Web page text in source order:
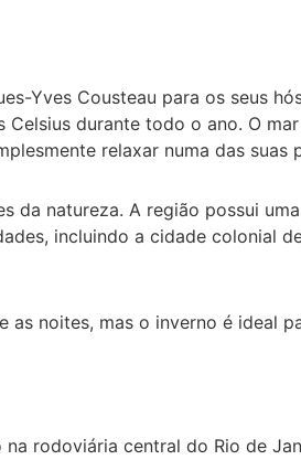
Yves Cousteau para os seus
durante todo o ano. O
relaxar numa das suas
da natureza. A região possui
incluindo a cidade colonial
noites, mas o inverno é ideal
rodoviária central do Rio de